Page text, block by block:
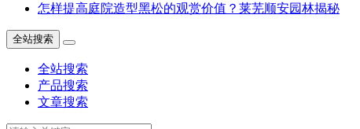
怎样提高庭院造型黑松的观赏价值？莱芜顺安园林揭秘
全站搜索
全站搜索
产品搜索
文章搜索